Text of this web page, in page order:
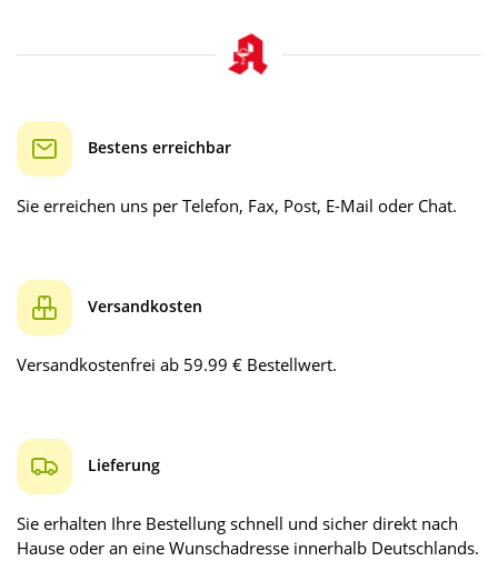
Bestens erreichbar
Sie erreichen uns per Telefon, Fax, Post, E-Mail oder Chat.
Versandkosten
Versandkostenfrei ab 59.99 € Bestellwert.
Lieferung
Sie erhalten Ihre Bestellung schnell und sicher direkt nach
Hause oder an eine Wunschadresse innerhalb Deutschlands.